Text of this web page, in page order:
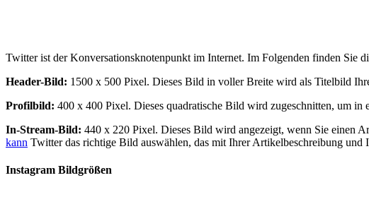
Twitter ist der Konversationsknotenpunkt im Internet. Im Folgenden finden Sie
Header-Bild: 1500 x 500 Pixel. Dieses Bild in voller Breite wird als Titelbild
Profilbild: 400 x 400 Pixel. Dieses quadratische Bild wird zugeschnitten, um in
In-Stream-Bild: 440 x 220 Pixel. Dieses Bild wird angezeigt, wenn Sie einen
kann Twitter das richtige Bild auswählen, das mit Ihrer Artikelbeschreibung und
Instagram Bildgrößen